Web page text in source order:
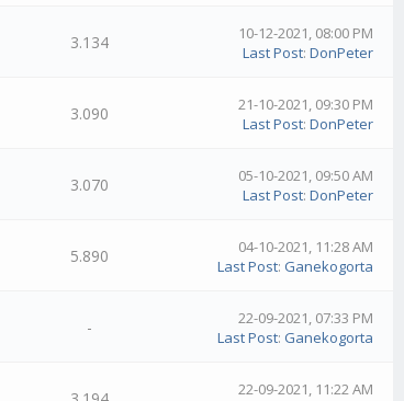
3.134
10-12-2021, 08:00 PM
Last Post:DonPeter
3.090
21-10-2021, 09:30 PM
Last Post:DonPeter
3.070
05-10-2021, 09:50 AM
Last Post:DonPeter
5.890
04-10-2021, 11:28 AM
Last Post: Ganekogorta
-
22-09-2021, 07:33 PM
Last Post: Ganekogorta
22-09-2021, 11:22 AM